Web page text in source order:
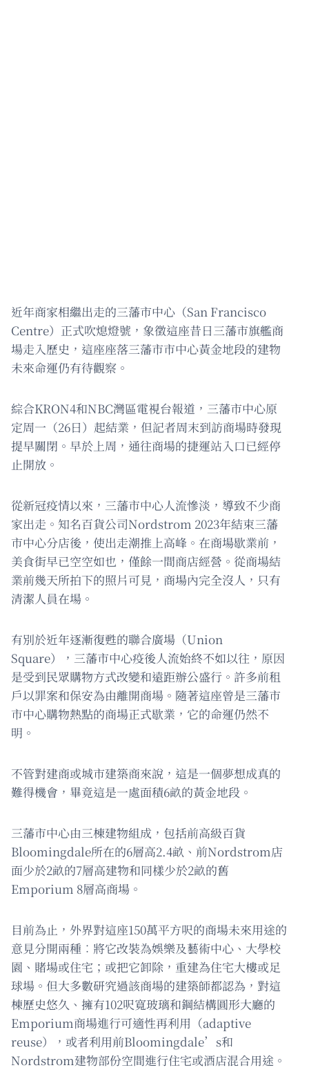
近年商家相繼出走的三藩市中心（San Francisco
Centre）正式吹熄燈號，象徵這座昔日三藩市旗艦商
場走入歷史，這座座落三藩市市中心黃金地段的建物
未來命運仍有待觀察。
綜合KRON4和NBC灣區電視台報道，三藩市中心原
定周一（26日）起結業，但記者周末到訪商場時發現
提早關閉。早於上周，通往商場的捷運站入口已經停
止開放。
從新冠疫情以來，三藩市中心人流慘淡，導致不少商
家出走。知名百貨公司Nordstrom 2023年結束三藩
市中心分店後，使出走潮推上高峰。在商場歇業前，
美食街早已空空如也，僅餘一間商店經營。從商場結
業前幾天所拍下的照片可見，商場內完全沒人，只有
清潔人員在場。
有別於近年逐漸復甦的聯合廣場（Union
Square），三藩市中心疫後人流始終不如以往，原因
是受到民眾購物方式改變和遠距辦公盛行。許多前租
戶以罪案和保安為由離開商場。隨著這座曾是三藩市
市中心購物熱點的商場正式歇業，它的命運仍然不
明。
不管對建商或城市建築商來說，這是一個夢想成真的
難得機會，畢竟這是一處面積6畝的黃金地段。
三藩市中心由三棟建物組成，包括前高級百貨
Bloomingdale所在的6層高2.4畝、前Nordstrom店
面少於2畝的7層高建物和同樣少於2畝的舊
Emporium 8層高商場。
目前為止，外界對這座150萬平方呎的商場未來用途的
意見分開兩種︰將它改裝為娛樂及藝術中心、大學校
園、賭場或住宅；或把它卸除，重建為住宅大樓或足
球場。但大多數研究過該商場的建築師都認為，對這
棟歷史悠久、擁有102呎寬玻璃和鋼結構圓形大廳的
Emporium商場進行可適性再利用（adaptive
reuse），或者利用前Bloomingdale’s和
Nordstrom建物部份空間進行住宅或酒店混合用途。